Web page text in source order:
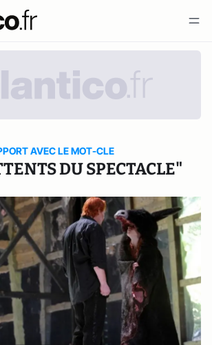
AVEC LE MOT-CLE
DU SPECTACLE"